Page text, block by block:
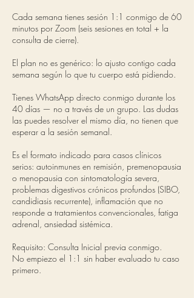
Cada semana tienes sesión 1:1 conmigo de 60
minutos por Zoom (seis sesiones en total + la
consulta de cierre).
El plan no es genérico: lo ajusto contigo cada
semana según lo que tu cuerpo está pidiendo.
Tienes WhatsApp directo conmigo durante los
40 días — no a través de un grupo. Las dudas
las puedes resolver el mismo día, no tienen que
esperar a la sesión semanal.
Es el formato indicado para casos clínicos
serios: autoinmunes en remisión, premenopausia
o menopausia con sintomatología severa,
problemas digestivos crónicos profundos (SIBO,
candidiasis recurrente), inflamación que no
responde a tratamientos convencionales, fatiga
adrenal, ansiedad sistémica.
Requisito: Consulta Inicial previa conmigo.
No empiezo el 1:1 sin haber evaluado tu caso
primero.